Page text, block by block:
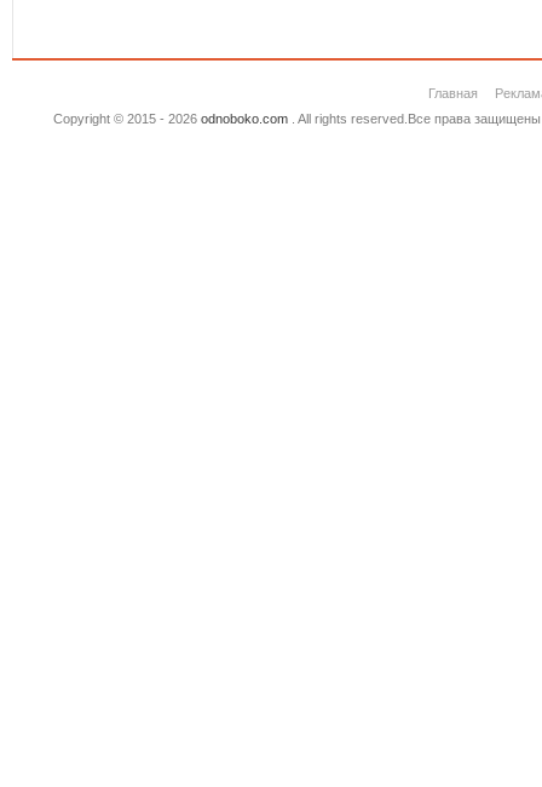
Главная
Copyright © 2015 - 2026 odnoboko.com. All rights reserved.Все права защищены.